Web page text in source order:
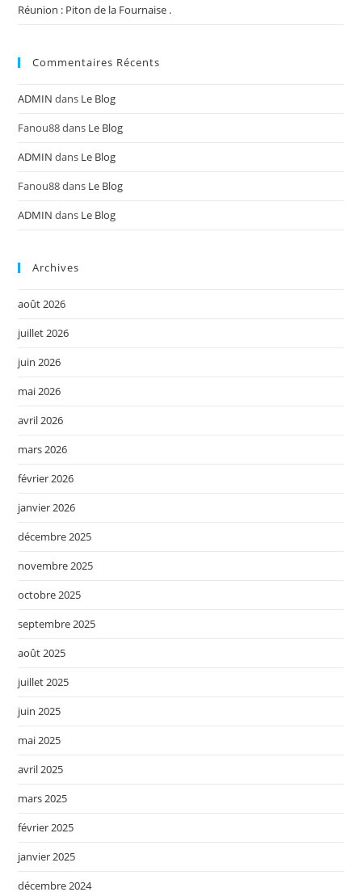
Réunion : Piton de la Fournaise .
Commentaires Récents
ADMIN dans Le Blog
Fanou88dans Le Blog
ADMIN dans Le Blog
Fanou88dans Le Blog
ADMIN dans Le Blog
Archives
août 2026
juillet 2026
juin 2026
mai 2026
avril 2026
mars 2026
février 2026
janvier 2026
décembre 2025
novembre 2025
octobre 2025
septembre 2025
août 2025
juillet 2025
juin 2025
mai 2025
avril 2025
mars 2025
février 2025
janvier 2025
décembre 2024